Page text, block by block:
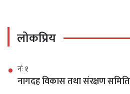
लोकप्रिय
नंः १
नागदह विकास तथा संरक्षण